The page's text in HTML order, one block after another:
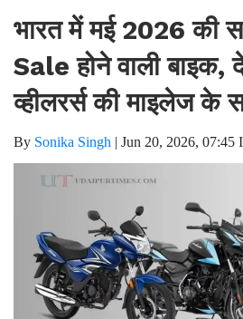
भारत में मई 2026 की
Sale होने वाली बाइक,
व्हीलरर्स की माइलेज के
By Sonika Singh | Jun 20, 2026, 07:45